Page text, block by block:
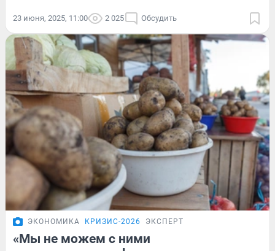
23 июня, 2025, 11:00 2 025 Обсудить
ЭКОНОМИКА КРИЗИС-2026 ЭКСПЕРТ
«Мы не можем с ними